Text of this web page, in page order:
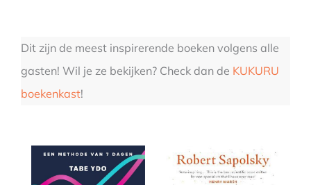
Dit zijn de meest inspirerende boeken volgens alle
gasten! Wil je ze bekijken? Check dan de KUKURU
boekenkast!